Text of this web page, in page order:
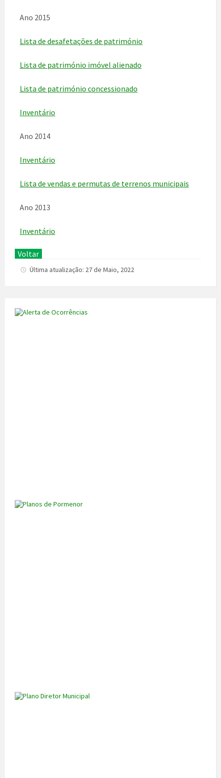
Ano 2015
Lista de desafetações de património
Lista de património imóvel alienado
Lista de património concessionado
Inventário
Ano 2014
Inventário
Lista de vendas e permutas de terrenos municipais
Ano 2013
Inventário
Voltar
Última atualização: 27 de Maio, 2022